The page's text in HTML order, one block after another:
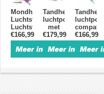
Gaten
PIEZON
Mondhygiëne
Luchtstraalpolijsten
Luchtstroompolijstmachine
Handstuk
4
Gaten
€166,99
Tandheelkundige
met
koppeling
Fit
KaVo
Multiflex
gaten
€179,99
met
NSK-
€166,99